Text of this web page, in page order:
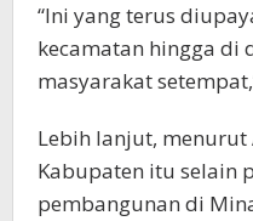
“Ini yang terus
kecamatan hingga di
masyarakat
Lebih lanjut, menurut
Kabupaten itu selain
pembangunan di